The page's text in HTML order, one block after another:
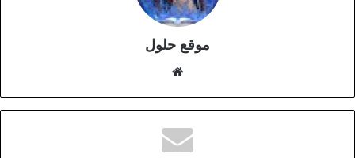
موقع حلول